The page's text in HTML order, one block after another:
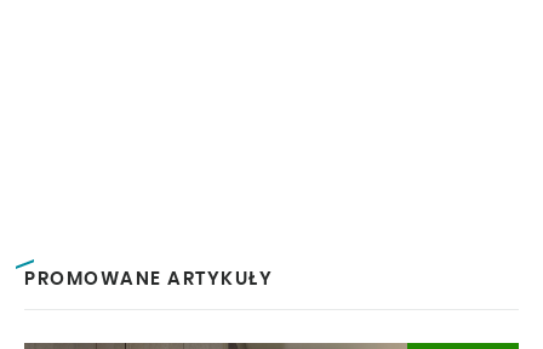
PROMOWANE ARTYKUŁY